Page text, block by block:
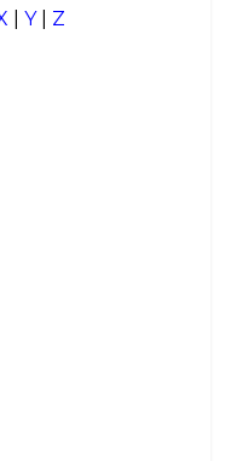
Y| Z